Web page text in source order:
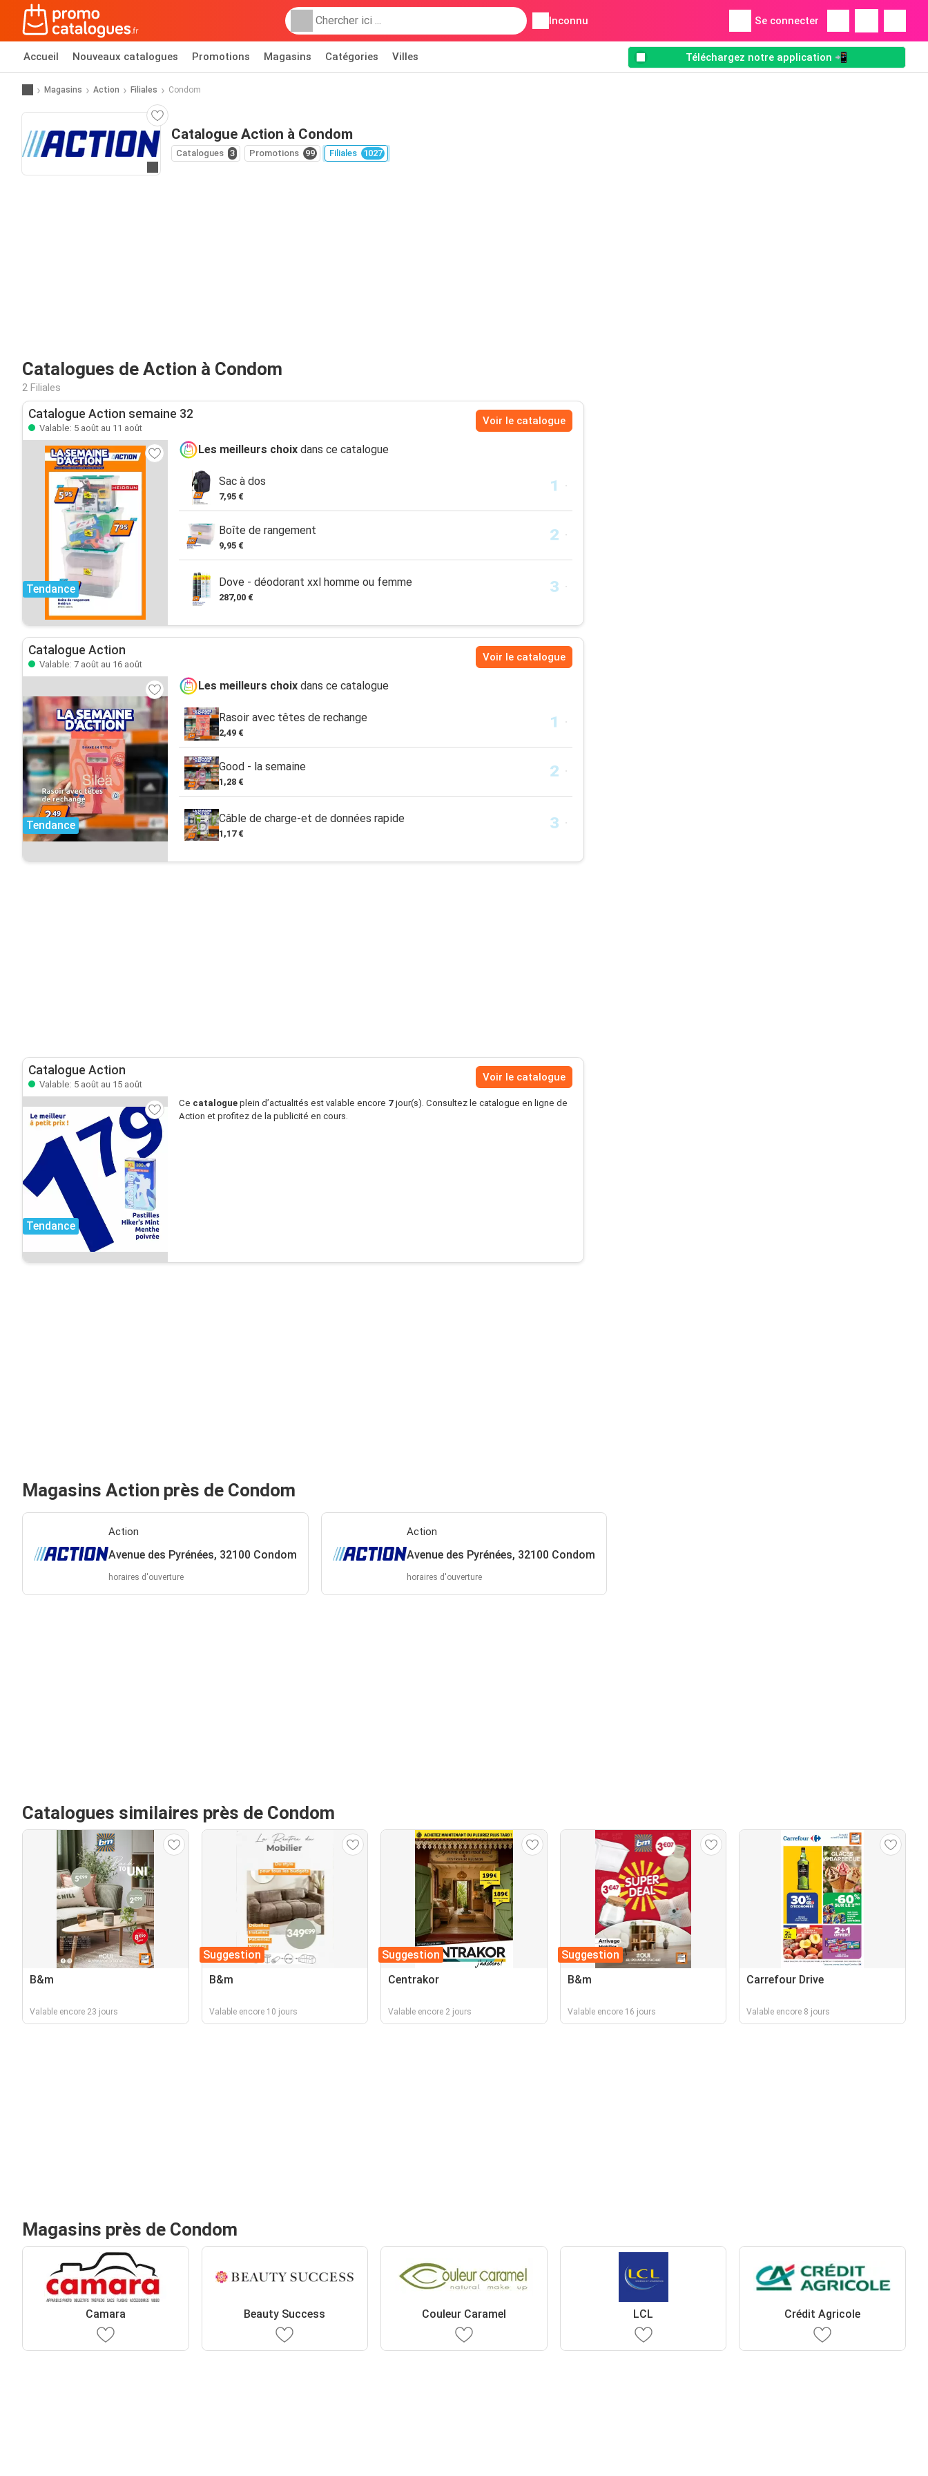
Inconnu Se connecter
Accueil Nouveaux catalogues Promotions Magasins Catégories Villes Téléchargez notre application 📲
Magasins Action Filiales Condom
Catalogue Action à Condom
Catalogues 3 Promotions 99 Filiales 1027
Catalogues de Action à Condom
2 Filiales
Catalogue Action semaine 32
Valable: 5 août au 11 août
Voir le catalogue
Tendance
Les meilleurs choix dans ce catalogue
Sac à dos
7,95 €
Boîte de rangement
9,95 €
Dove - déodorant xxl homme ou femme
287,00 €
Catalogue Action
Valable: 7 août au 16 août
Voir le catalogue
Tendance
Les meilleurs choix dans ce catalogue
Rasoir avec têtes de rechange
2,49 €
Good - la semaine
1,28 €
Câble de charge-et de données rapide
1,17 €
Catalogue Action
Valable: 5 août au 15 août
Voir le catalogue
Tendance
Ce catalogue plein d’actualités est valable encore 7 jour(s). Consultez le catalogue en ligne de
Action et profitez de la publicité en cours.
Magasins Action près de Condom
Action
Avenue des Pyrénées, 32100 Condom
horaires d'ouverture
Action
Avenue des Pyrénées, 32100 Condom
horaires d'ouverture
Catalogues similaires près de Condom
B&m
Valable encore 23 jours
Suggestion
B&m
Valable encore 10 jours
Suggestion
Centrakor
Valable encore 2 jours
Suggestion
B&m
Valable encore 16 jours
Carrefour Drive
Valable encore 8 jours
Magasins près de Condom
Camara Beauty Success Couleur Caramel LCL Crédit Agricole